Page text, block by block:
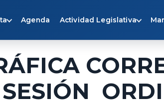
Agenda Actividad Legislativa
SESIÓN